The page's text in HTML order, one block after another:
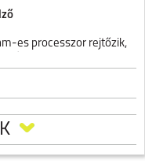
es processzor rejtőzik,
működésért. A
így még erős
olvasható marad, legyen
Testreszabhatod órádat
választékával, hogy
vagy